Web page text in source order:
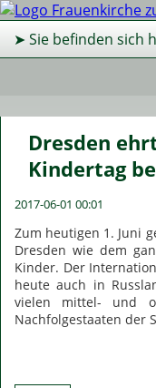
➤ Sie befinden sich
Dresden
Kindertag
2017-06-01 00:01
Zum heutigen 1. Juni
Dresden wie dem
Kinder. Der
heute auch in
vielen mittel- und
Nachfolgestaaten der